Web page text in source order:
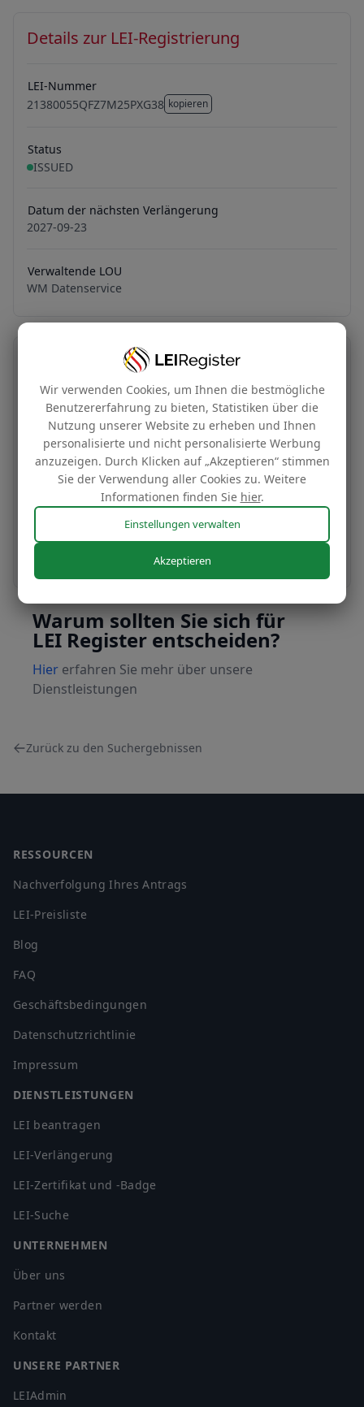
Details zur LEI-Registrierung
LEI-Nummer
21380055QFZ7M25PXG38 kopieren
21380055QFZ7M25PXG38
Status
ISSUED
Datum der nächsten Verlängerung
2027-09-23
Verwaltende LOU
WM Datenservice
Übertragung Ihrer LEI-Nummer
Kostenlos
Übertragen Sie Ihre LEI-Nummer in unser
Verwaltungssystem, um sie zu unseren
günstigen Tarifen zu verlängern.
Warum sollten Sie sich für
LEI Register entscheiden?
Hier erfahren Sie mehr über unsere
Dienstleistungen
Zurück zu den Suchergebnissen
RESSOURCEN
Nachverfolgung Ihres Antrags
LEI-Preisliste
Blog
FAQ
Geschäftsbedingungen
Datenschutzrichtlinie
Impressum
DIENSTLEISTUNGEN
LEI beantragen
LEI-Verlängerung
LEI-Zertifikat und -Badge
LEI-Suche
UNTERNEHMEN
Über uns
Partner werden
Kontakt
UNSERE PARTNER
LEIAdmin
Wir verwenden Cookies, um Ihnen die bestmögliche
Benutzererfahrung zu bieten, Statistiken über die
Nutzung unserer Website zu erheben und Ihnen
personalisierte und nicht personalisierte Werbung
anzuzeigen. Durch Klicken auf „Akzeptieren“ stimmen
Sie der Verwendung aller Cookies zu. Weitere
Informationen finden Sie hier.
Einstellungen verwalten
Akzeptieren